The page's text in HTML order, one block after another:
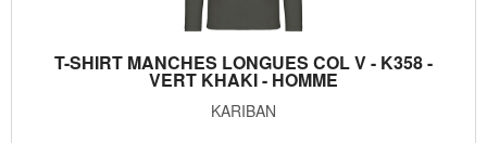
T-SHIRT MANCHES LONGUES COL V - K358 -
VERT KHAKI - HOMME
KARIBAN